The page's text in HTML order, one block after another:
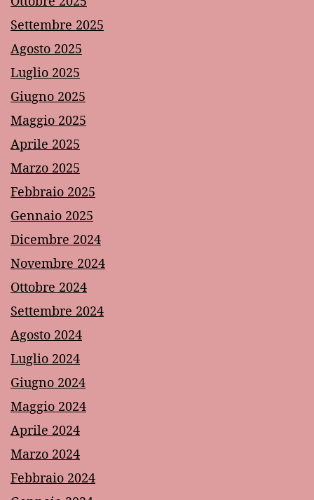
Settembre 2025
Agosto 2025
Luglio 2025
Giugno 2025
Maggio 2025
Aprile 2025
Marzo 2025
Febbraio 2025
Gennaio 2025
Dicembre 2024
Novembre 2024
Ottobre 2024
Settembre 2024
Agosto 2024
Luglio 2024
Giugno 2024
Maggio 2024
Aprile 2024
Marzo 2024
Febbraio 2024